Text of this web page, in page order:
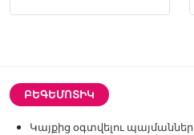
ԲԵԳԵՄՈՏԻԿ
Կայքից օգտվելու պայմաններ